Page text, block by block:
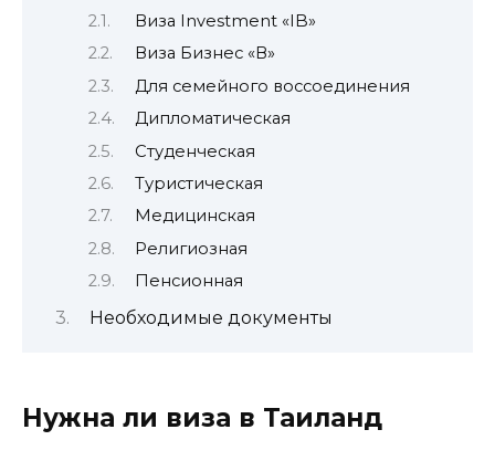
Виза Investment «IB»
Виза Бизнес «В»
Для семейного воссоединения
Дипломатическая
Студенческая
Туристическая
Медицинская
Религиозная
Пенсионная
Необходимые документы
Нужна ли виза в Таиланд